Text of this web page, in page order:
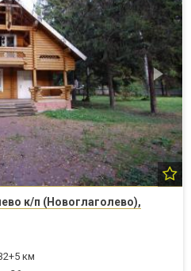
к/п (Новоглаголево),
км